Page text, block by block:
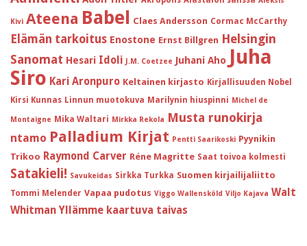
Kivi Ateena Babel Claes Andersson Cormac McCarthy
Elämän tarkoitus Enostone Ernst Billgren Helsingin
Sanomat Hesari Idoli J.M. Coetzee Juhani Aho Juha
Siro Kari Aronpuro Keltainen kirjasto Kirjallisuuden Nobel
Kirsi Kunnas Linnun muotokuva Marilynin hiuspinni Michel de
Montaigne Mika Waltari Mirkka Rekola Musta runokirja
ntamo Palladium Kirjat Pentti Saarikoski Pyynikin
Trikoo Raymond Carver Réne Magritte Saat toivoa kolmesti
Satakieli! Savukeidas Sirkka Turkka Suomen kirjailijaliitto
Tommi Melender Vapaa pudotus Viggo Wallensköld Viljo Kajava Walt
Whitman Yllämme kaartuva taivas